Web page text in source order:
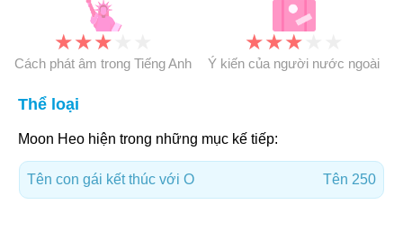
★★★
Cách phát âm trong Tiếng Anh
★★★
Ý kiến của người nước ngoài
Thể loại
Moon Heo hiện trong những mục kế tiếp:
Tên con gái kết thúc với O Tên 250